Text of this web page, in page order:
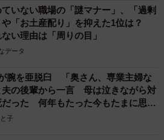
いない職場の「謎マナー」、「過剰
や「お土産配り」を抑えた1位は？
い理由は「周りの目」
データ
腕を亜脱臼 「奥さん、専業主婦な
夫の後輩から一言 母は泣きながら対
だった 何年もたった今もたまに思い
子